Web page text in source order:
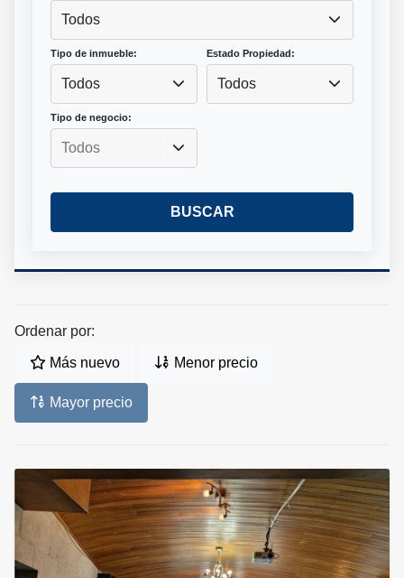
Todos
Tipo de inmueble:
Todos
Estado Propiedad:
Todos
Tipo de negocio:
BUSCAR
Ordenar por:
Más nuevo Menor precio
Mayor precio